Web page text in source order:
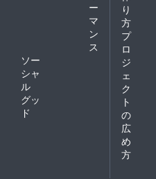
ー
マ
ン
ス
ソー
シャ
ル
グッ
ド
り
方
プ
ロ
ジ
ェ
ク
ト
の
広
め
方